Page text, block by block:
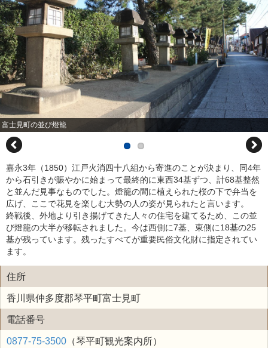
富士見町の並び燈籠
嘉永3年（1850）江戸火消四十八組から寄進のことが決まり、同4年
から石引きが賑やかに始まって最終的に東西34基ずつ、計68基整然
と並んだ見事なものでした。燈籠の間に植えられた桜の下で弁当を
広げ、ここで花見を楽しむ大勢の人の姿が見られたと言います。
終戦後、外地より引き揚げてきた人々の住宅を建てるため、この並
び燈籠の大半が移転されました。今は西側に7基、東側に18基の25
基が残っています。残ったすべてが重要民俗文化財に指定されてい
ます。
住所
香川県仲多度郡琴平町富士見町
電話番号
0877-75-3500 （琴平町観光案内所）